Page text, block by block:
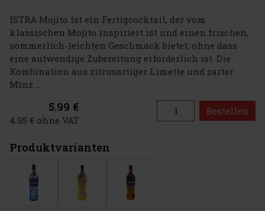
ISTRA Mojito ist ein Fertigcocktail, der vom
klassischen Mojito inspiriert ist und einen frischen,
sommerlich-leichten Geschmack bietet, ohne dass
eine aufwendige Zubereitung erforderlich ist. Die
Kombination aus zitrusartiger Limette und zarter
Minz ...
5.99 €
4.95 € ohne VAT
Bestellen
Produktvarianten